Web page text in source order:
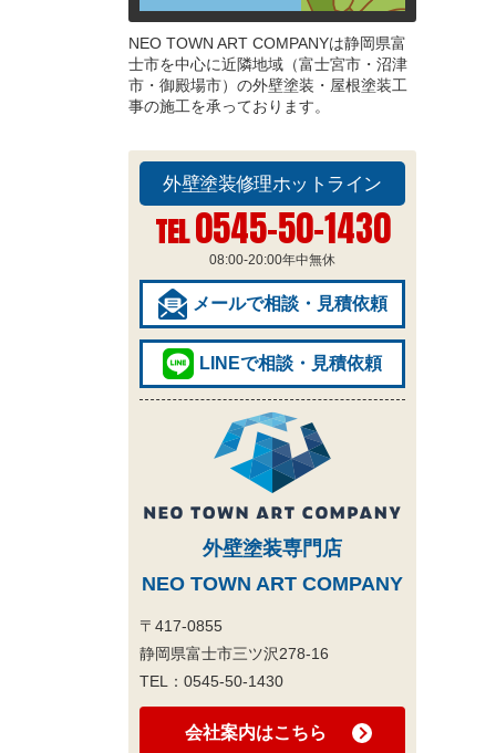
NEO TOWN ART COMPANYは静岡県富
士市を中心に近隣地域（富士宮市・沼津
市・御殿場市）の外壁塗装・屋根塗装工
事の施工を承っております。
外壁塗装修理ホットライン
TEL0545-50-1430
08:00-20:00年中無休
メールで相談・見積依頼
LINEで相談・見積依頼
外壁塗装専門店
NEO TOWN ART COMPANY
〒417-0855
静岡県富士市三ツ沢278-16
TEL： 0545-50-1430
会社案内はこちら